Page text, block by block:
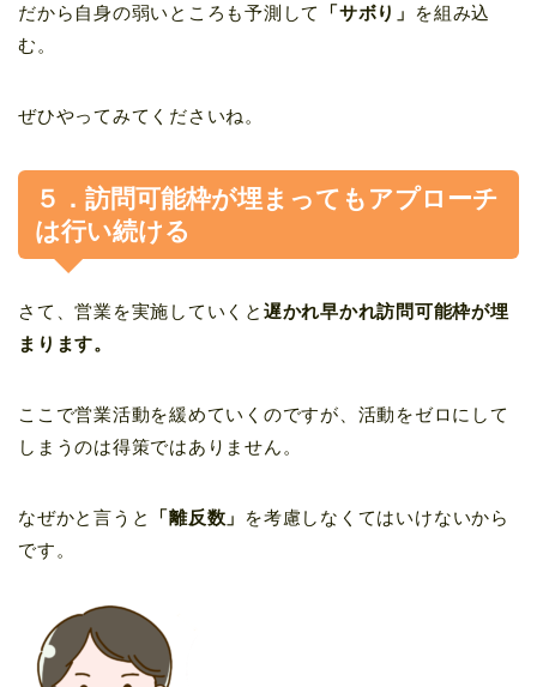
だから自身の弱いところも予測して 「サボり」
を組み込
む。
ぜひやってみてくださいね。
５．訪問可能枠が埋まってもアプローチ
は行い続ける
さて、営業を実施していくと 遅かれ早かれ訪問可能枠が埋
まります。
ここで営業活動を緩めていくのですが、活動をゼロにして
しまうのは得策ではありません。
なぜかと言うと 「離反数」
を考慮しなくてはいけないから
です。